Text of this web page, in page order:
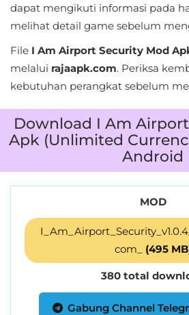
Personalisasi
Personalization
Photography
Productivity
Shopping
Social
Sports
Tools
Travel
dapat mengikuti informasi pada
melihat detail game sebelum
File I Am Airport Security Mod
melalui rajaapk.com. Periksa
kebutuhan perangkat sebelum
Download I Am
Apk (Unlimited
Android
MOD
com_ (495
380 total
Gabung Channel